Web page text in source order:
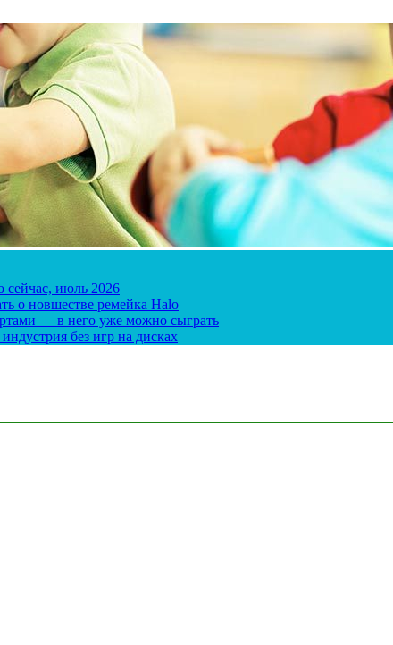
сейчас, июль 2026
о новшестве ремейка Halo
— в него уже можно сыграть
без игр на дисках